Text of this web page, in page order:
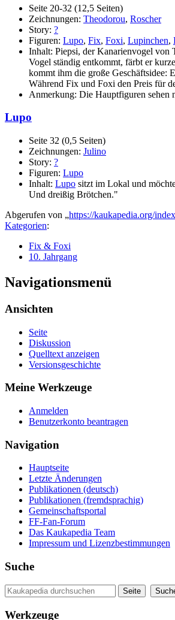
Seite 20-32 (12,5 Seiten)
Zeichnungen: Theodorou, Roscher
Story: ?
Figuren: Lupo, Fix, Foxi, Lupinchen,
Inhalt: Piepsi, der Kanarienvogel von
Vogel ständig entkommt, färbt er
kommt ihm die große Geschäftsidee:
Während Fix und Foxi den Preis für
Anmerkung: Die Hauptfiguren sehen
Lupo
Seite 32 (0,5 Seiten)
Zeichnungen: Julino
Story: ?
Figuren: Lupo
Inhalt: Lupo sitzt im Lokal und
Und dreißig Brötchen."
Abgerufen von „https://kaukapedia.org/
Kategorien:
Fix & Foxi
10. Jahrgang
Navigationsmenü
Ansichten
Seite
Diskussion
Quelltext anzeigen
Versionsgeschichte
Meine Werkzeuge
Anmelden
Benutzerkonto beantragen
Navigation
Hauptseite
Letzte Änderungen
Publikationen (deutsch)
Publikationen (fremdsprachig)
Gemeinschaftsportal
FF-Fan-Forum
Das Kaukapedia Team
Impressum und Lizenzbestimmungen
Suche
Werkzeuge